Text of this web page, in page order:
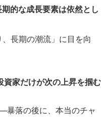
期的な成長要素は依然とし
長期の潮流」に目を向
資家だけが次の上昇を掴む
暴落の後に、本当のチャ